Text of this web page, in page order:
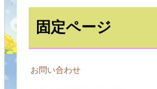
固定ページ
お問い合わせ